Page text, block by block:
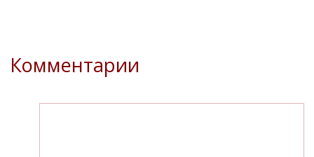
Комментарии